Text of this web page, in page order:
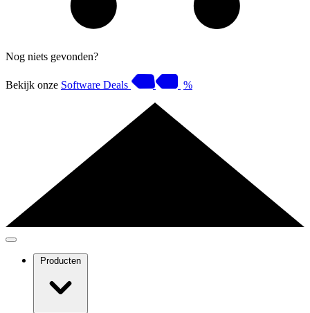
Nog niets gevonden?
Bekijk onze Software Deals %
Producten